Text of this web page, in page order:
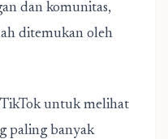
dan komunitas,
ditemukan oleh
untuk melihat
paling banyak